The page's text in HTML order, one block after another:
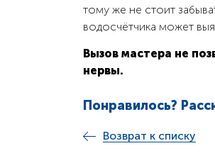
тому же не стоит
водосчётчика может
Вызов мастера не
нервы.
Понравилось?
Возврат к списку